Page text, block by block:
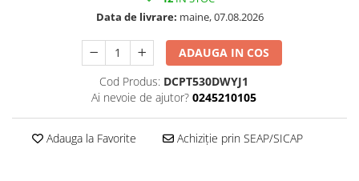
Data de livrare: maine, 07.08.2026
ADAUGA IN COS
Cod Produs: DCPT530DWYJ1
Ai nevoie de ajutor? 0245210105
Adauga la Favorite Achiziție prin SEAP/SICAP